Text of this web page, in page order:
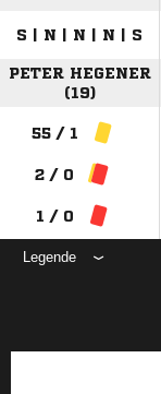
S | N | N | N | S
PETER HEGENER
(19)
55 / 1
2 / 0
1 / 0
Legende